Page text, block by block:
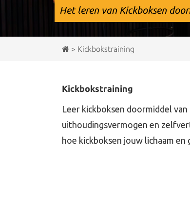
Het leren van Kickboksen
> Kickbokstraining
Kickbokstraining
Leer kickboksen doormiddel
uithoudingsvermogen en
hoe kickboksen jouw lichaam